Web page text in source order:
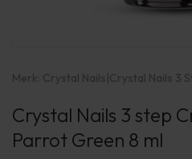
Merk: Crystal Nails|Crystal Nails 3
Crystal Nails 3 step
Parrot Green 8 ml